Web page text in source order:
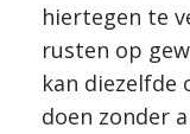
hiertegen te
rusten op
kan diezelfde
doen zonder